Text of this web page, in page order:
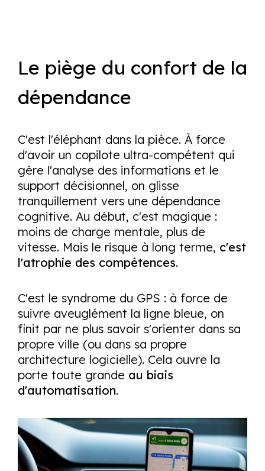
Le piège du confort de la
dépendance
C'est l'éléphant dans la pièce. À force
d'avoir un copilote ultra-compétent qui
gère l'analyse des informations et le
support décisionnel, on glisse
tranquillement vers une dépendance
cognitive. Au début, c'est magique :
moins de charge mentale, plus de
vitesse. Mais le risque à long terme, c'est
l'atrophie des compétences.
C'est le syndrome du GPS : à force de
suivre aveuglément la ligne bleue, on
finit par ne plus savoir s'orienter dans sa
propre ville (ou dans sa propre
architecture logicielle). Cela ouvre la
porte toute grande au biais
d'automatisation.